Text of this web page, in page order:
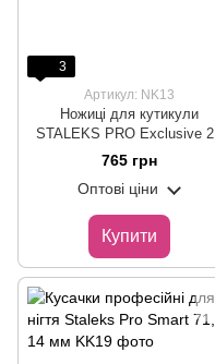
3
Артикул: NK13
Ножиці для кутикули
STALEKS PRO Exclusive 23
Type 1, 24.5 мм
765 грн
Оптові ціни
Купити